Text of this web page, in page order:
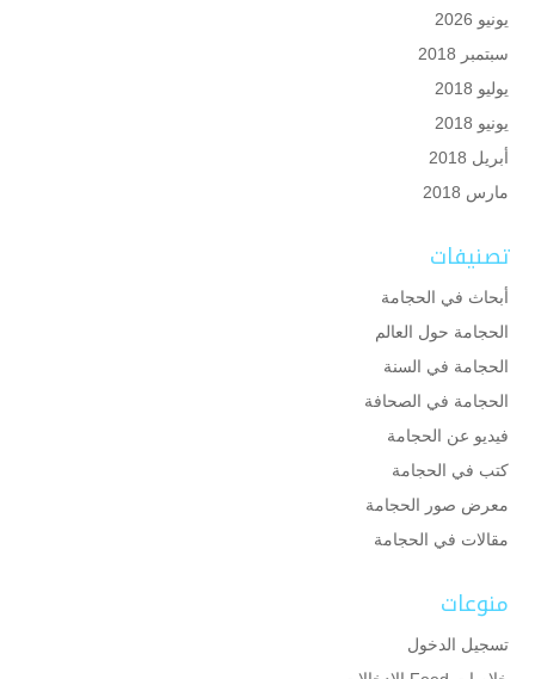
يونيو 2026
سبتمبر 2018
يوليو 2018
يونيو 2018
أبريل 2018
مارس 2018
تصنيفات
أبحاث في الحجامة
الحجامة حول العالم
الحجامة في السنة
الحجامة في الصحافة
فيديو عن الحجامة
كتب في الحجامة
معرض صور الحجامة
مقالات في الحجامة
منوعات
تسجيل الدخول